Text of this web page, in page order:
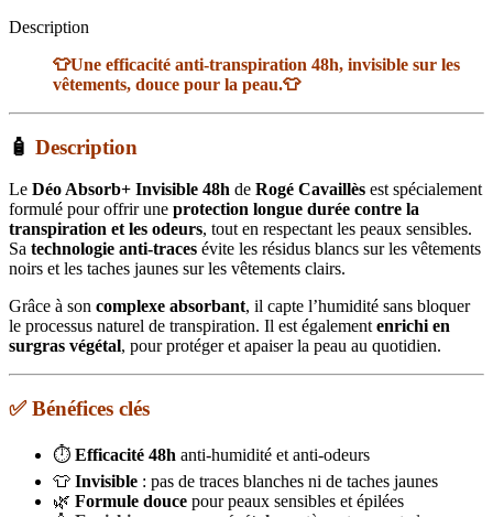
50
Description
👕Une efficacité anti-transpiration 48h, invisible sur les
vêtements, douce pour la peau.👕
🧴 Description
Le Déo Absorb+ Invisible 48h de Rogé Cavaillès est spécialement
formulé pour offrir une protection longue durée contre la
transpiration et les odeurs, tout en respectant les peaux sensibles.
Sa technologie anti-traces évite les résidus blancs sur les vêtements
noirs et les taches jaunes sur les vêtements clairs.
Grâce à son complexe absorbant, il capte l’humidité sans bloquer
le processus naturel de transpiration. Il est également enrichi en
surgras végétal, pour protéger et apaiser la peau au quotidien.
✅ Bénéfices clés
⏱️ Efficacité 48h anti-humidité et anti-odeurs
👕 Invisible : pas de traces blanches ni de taches jaunes
🌿 Formule douce pour peaux sensibles et épilées